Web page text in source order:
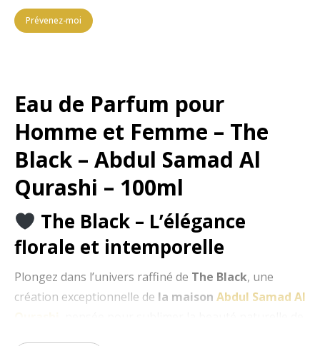
Prévenez-moi
Eau de Parfum pour
Homme et Femme – The
Black – Abdul Samad Al
Qurashi – 100ml
The Black – L’élégance
florale et intemporelle
Plongez dans l’univers raffiné de The Black, une
création exceptionnelle de la maison Abdul Samad Al